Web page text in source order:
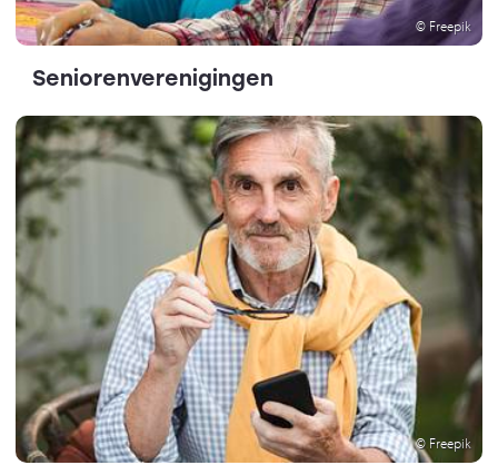
© Freepik
Seniorenverenigingen
© Freepik